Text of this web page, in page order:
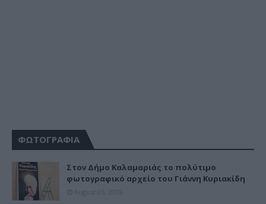
ΦΩΤΟΓΡΑΦΙΑ
Στον Δήμο Καλαμαριάς το πολύτιμο
φωτογραφικό αρχείο του Γιάννη Κυριακίδη